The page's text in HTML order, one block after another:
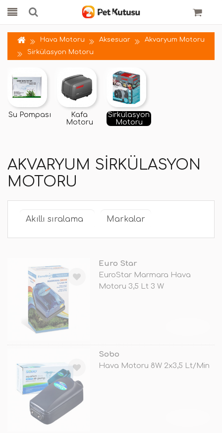
Hava Motoru Aksesuar
Akvaryum Motoru
Sirkülasyon Motoru
Su Pompası
Kafa
Motoru
Sirkülasyon
Motoru
AKVARYUM SIRKÜLASYON
MOTORU
Euro Star
EuroStar Marmara Hava
Motoru 3,5 Lt 3 W
Sobo
Hava Motoru 8W 2x3,5 Lt/Min